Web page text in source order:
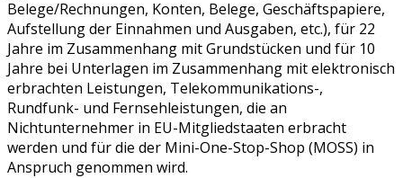
Belege/Rechnungen, Konten, Belege, Geschäftspapiere,
Aufstellung der Einnahmen und Ausgaben, etc.), für 22
Jahre im Zusammenhang mit Grundstücken und für 10
Jahre bei Unterlagen im Zusammenhang mit elektronisch
erbrachten Leistungen, Telekommunikations-,
Rundfunk- und Fernsehleistungen, die an
Nichtunternehmer in EU-Mitgliedstaaten erbracht
werden und für die der Mini-One-Stop-Shop (MOSS) in
Anspruch genommen wird.